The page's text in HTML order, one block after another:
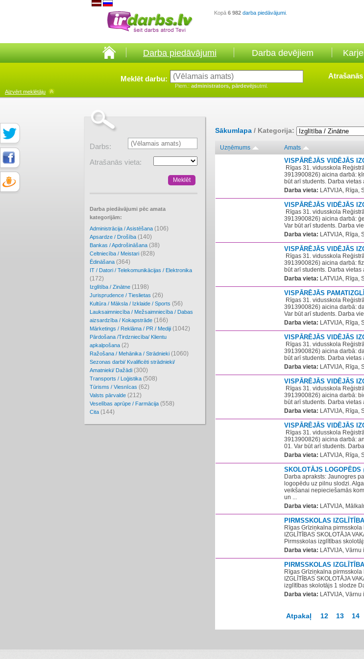
Kopā 6 982 darba piedāvājumi
Darba piedāvājumi Darba devējiem
Meklēt darbu:
Piem.: administrators, pārdevējsutml.
Aizvērt meklētāju
Darbs:
Atrašanās vieta:
Darba piedāvājumi pēc amata
kategorijām:
Administrācija / Asistēšana (106)
Apsardze / Drošība (140)
Bankas / Apdrošināšana (38)
Celtniecība / Meistari (828)
Ēdināšana (364)
IT / Datori / Telekomunikācijas / Elektronika
(172)
Izglītība / Zinātne (1198)
Jurisprudence / Tieslietas (26)
Kultūra / Māksla / Izklaide / Sports (56)
Lauksaimniecība / Mežsaimniecība / Dabas
aizsardzība / Kokapstrāde (166)
Mārketings / Reklāma / PR / Mediji (1042)
Pārdošana /Tirdzniecība/ Klientu
apkalpošana (2)
Ražošana / Mehānika / Strādnieki (1060)
Sezonas darbi/ Kvalificēti strādnieki/
Amatnieki/ Dažādi (300)
Transports / Loģistika (508)
Tūrisms / Viesnīcas (62)
Valsts pārvalde (212)
Veselības aprūpe / Farmācija (558)
Cita (144)
Sākumlapa / Kategorija:
Uzņēmums Amats
VISPĀRĒJĀS VIDĒJĀS
Rīgas 31. vidusskola
3913900826) aicina darbā:
būt arī students. Darba
Darba vieta: LATVIJA, Rīga,
VISPĀRĒJĀS VIDĒJĀS
Rīgas 31. vidusskola
3913900826) aicina darbā:
Var būt arī students. Darba
Darba vieta: LATVIJA, Rīga,
VISPĀRĒJĀS VIDĒJĀS
Rīgas 31. vidusskola
3913900826) aicina darbā:
būt arī students. Darba
Darba vieta: LATVIJA, Rīga,
VISPĀRĒJĀS
Rīgas 31. vidusskola
3913900826) aicina darbā:
Var būt arī students. Darba
Darba vieta: LATVIJA, Rīga,
VISPĀRĒJĀS VIDĒJĀS
Rīgas 31. vidusskola
3913900826) aicina darbā:
būt arī students. Darba
Darba vieta: LATVIJA, Rīga,
VISPĀRĒJĀS VIDĒJĀS
Rīgas 31. vidusskola
3913900826) aicina darbā:
būt arī students. Darba
Darba vieta: LATVIJA, Rīga,
VISPĀRĒJĀS VIDĒJĀS
Rīgas 31. vidusskola
3913900826) aicina darbā:
01. Var būt arī students.
Darba vieta: LATVIJA, Rīga,
SKOLOTĀJS LOGOPĒDS
Darba apraksts: Jaunogres
logopēdu uz pilnu slodzi.
veikšanai nepieciešamās
un ...
Darba vieta: LATVIJA,
PIRMSSKOLAS
Rīgas Grīziņkalna
IZGLĪTĪBAS SKOLOTĀJA
Pirmsskolas izglītības
Darba vieta: LATVIJA,
PIRMSSKOLAS
Rīgas Grīziņkalna
IZGLĪTĪBAS SKOLOTĀJA
izglītības skolotājs 1 slodze
Darba vieta: LATVIJA,
Atpakaļ 12 13 14